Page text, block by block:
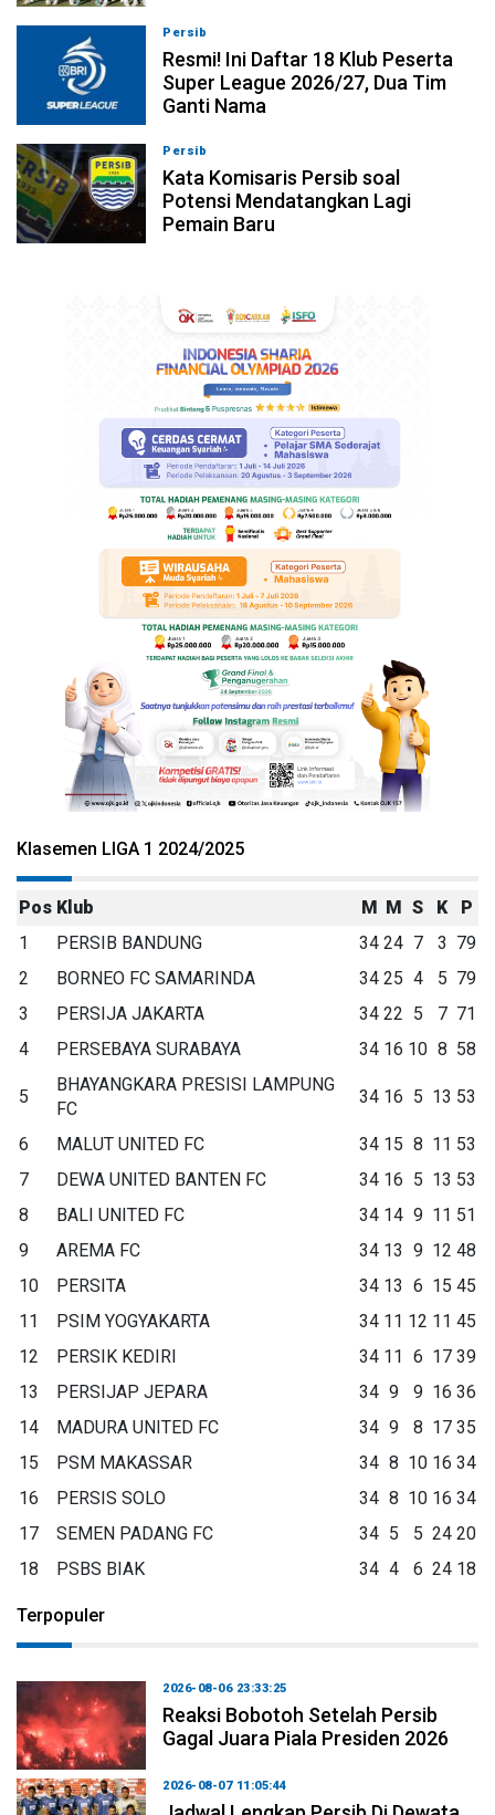
Persib
Resmi! Ini Daftar 18 Klub Peserta
Super League 2026/27, Dua Tim
Ganti Nama
Persib
Kata Komisaris Persib soal
Potensi Mendatangkan Lagi
Pemain Baru
Klasemen LIGA 1 2024/2025
Pos Klub M M S K
P
1
PERSIB BANDUNG 34 24 7 3 79
2
BORNEO FC SAMARINDA 34 25 4 5 79
3
PERSIJA JAKARTA 34 22 5 7 71
4
PERSEBAYA SURABAYA 34 16 10 8 58
5
BHAYANGKARA PRESISI LAMPUNG
FC
34 16 5 13 53
6 MALUT UNITED FC 34 15 8 11 53
7
DEWA UNITED BANTEN FC 34 16 5 13 53
8
BALI UNITED FC 34 14 9 11 51
9
AREMA FC 34 13 9 12 48
10
PERSITA 34 13 6 15 45
11
PSIM YOGYAKARTA 34 11 12 11 45
12
PERSIK KEDIRI 34 11 6 17 39
13
PERSIJAP JEPARA 34 9 9 16 36
14
MADURA UNITED FC 34 9 8 17 35
15
PSM MAKASSAR 34 8 10 16 34
16
PERSIS SOLO 34 8 10 16 34
17
SEMEN PADANG FC 34 5 5 24 20
18
PSBS BIAK 34 4 6 24 18
Terpopuler
2026-08-06 23:33:25
Reaksi Bobotoh Setelah Persib
Gagal Juara Piala Presiden 2026
2026-08-07 11:05:44